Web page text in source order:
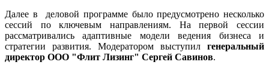
Далее в деловой программе было предусмотрено несколько
сессий по ключевым направлениям. На первой сессии
рассматривались адаптивные модели ведения бизнеса и
стратегии развития. Модератором выступил генеральный
директор ООО "Флит Лизинг" Сергей Савинов.